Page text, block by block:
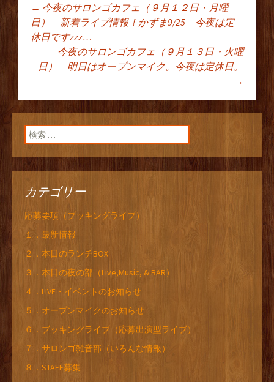
投稿ナビゲーショ
ン
← 今夜のサロンゴカフェ（９月１２日・月曜
日） 新着ライブ情報！かずま9/25 今夜は定
休日ですzzz…
今夜のサロンゴカフェ（９月１３日・火曜
日） 明日はオープンマイク。今夜は定休日。
→
検索:
カテゴリー
応募要項（ブッキングライブ）
１．最新情報
２．本日のランチBOX
３．本日の夜の部（Live,Music, & BAR）
４．LIVE・イベントのお知らせ
５．オープンマイクのお知らせ
６．ブッキングライブ（応募出演型ライブ）
７．サロンゴ雑音部（いろんな情報）
８．STAFF募集